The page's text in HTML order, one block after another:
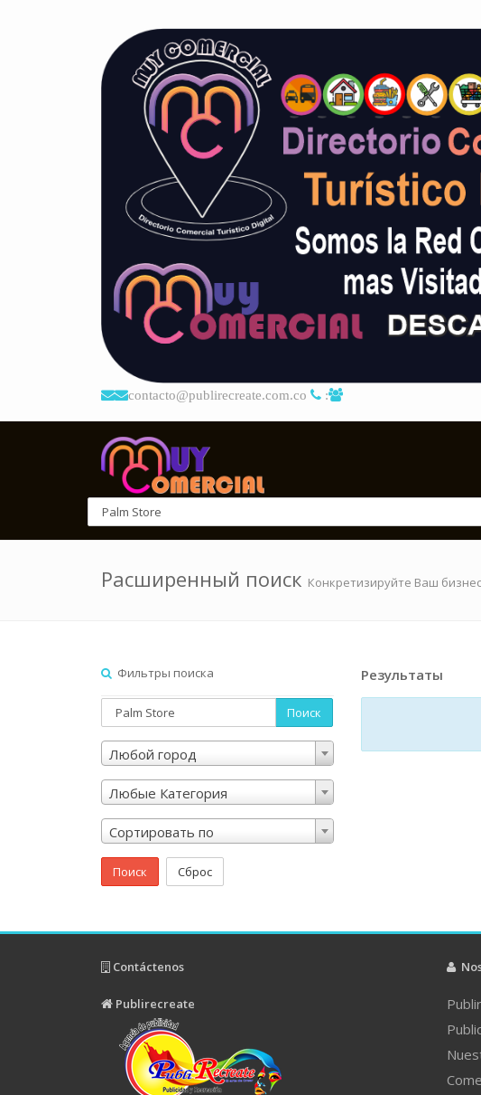
contacto@publirecreate.com.co :
Расширенный поиск Конкретизируйте Ваш бизнес
Фильтры поиска
Поиск
Любой город
Любые Категория
Сортировать по
Поиск Сброс
Результаты
Contáctenos
Publirecreate